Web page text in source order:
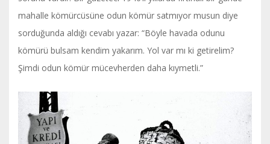
mahalle kömürcüsüne odun kömür satmıyor musun diye
sorduğunda aldığı cevabı yazar: “Böyle havada odunu
kömürü bulsam kendim yakarım. Yol var mı ki getirelim?
Şimdi odun kömür mücevherden daha kıymetli.”